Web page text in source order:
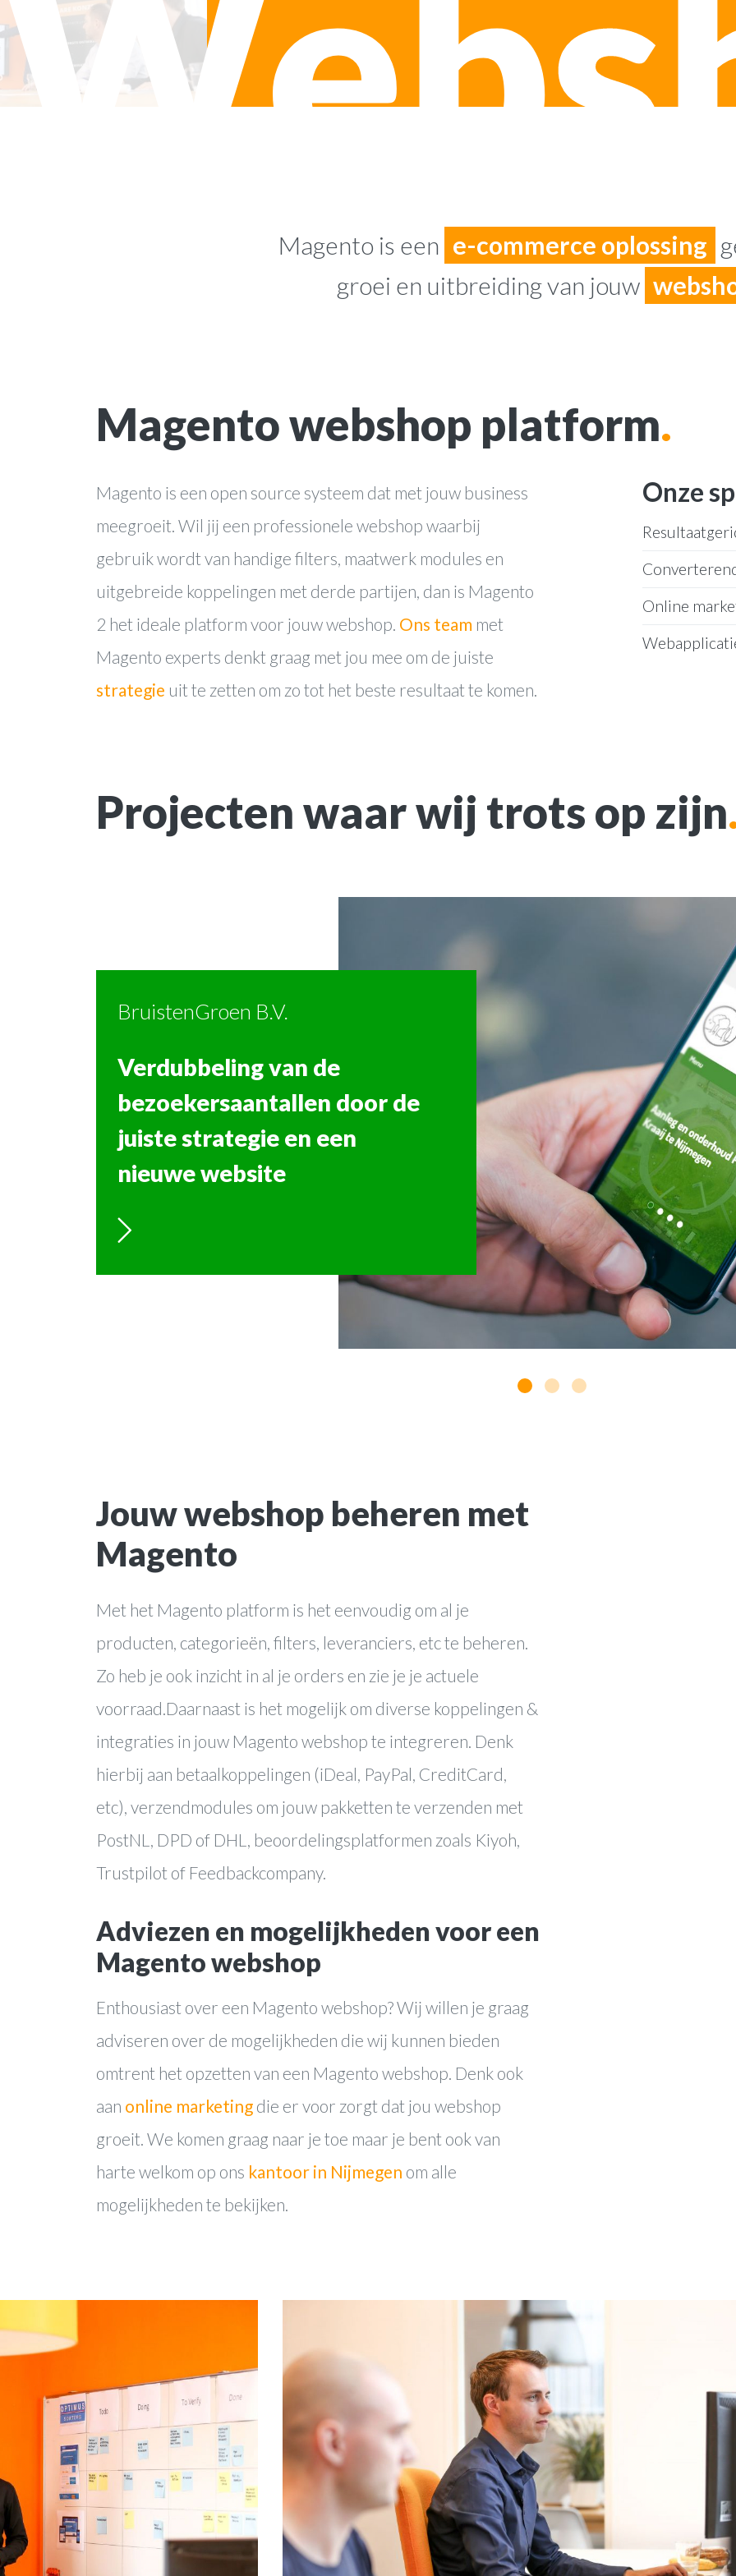
online marketing
webapplicaties
Magento is een e-commerce oplossing
groei en uitbreiding van jouw
Magento webshop platform.
Magento is een open source systeem dat met jouw business
meegroeit. Wil jij een professionele webshop waarbij
gebruik wordt van handige filters, maatwerk modules en
uitgebreide koppelingen met derde partijen, dan is Magento
2 het ideale platform voor jouw webshop. Ons team met
Magento experts denkt graag met jou mee om de juiste
strategie uit te zetten om zo tot het beste resultaat te komen.
Onze
Online
Projecten waar wij trots op zijn
BruistenGroen B.V.
Verdubbeling van de
bezoekersaantallen door de
juiste strategie en een
nieuwe website
Een online review platform
om klantervaringen te delen
Jouw webshop beheren met
Magento
Met het Magento platform is het eenvoudig om al je
producten, categorieën, filters, leveranciers, etc te beheren.
Zo heb je ook inzicht in al je orders en zie je je actuele
voorraad.Daarnaast is het mogelijk om diverse koppelingen &
integraties in jouw Magento webshop te integreren. Denk
hierbij aan betaalkoppelingen (iDeal, PayPal, CreditCard,
etc), verzendmodules om jouw pakketten te verzenden met
PostNL, DPD of DHL, beoordelingsplatformen zoals Kiyoh,
Trustpilot of Feedbackcompany.
Adviezen en mogelijkheden voor een
Magento webshop
Enthousiast over een Magento webshop? Wij willen je graag
adviseren over de mogelijkheden die wij kunnen bieden
omtrent het opzetten van een Magento webshop. Denk ook
aan online marketing die er voor zorgt dat jou webshop
groeit. We komen graag naar je toe maar je bent ook van
harte welkom op ons kantoor in Nijmegen om alle
mogelijkheden te bekijken.